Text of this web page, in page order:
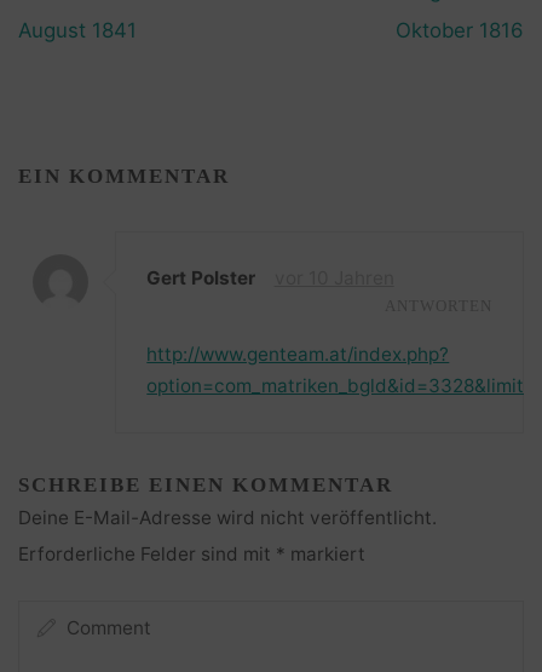
August 1841
Oktober 1816
EIN KOMMENTAR
Gert Polster
http://www.genteam.at/index.php?
SCHREIBE EINEN KOMMENTAR
Deine E-Mail-Adresse wird nicht veröffentlicht.
Erforderliche Felder sind mit * markiert